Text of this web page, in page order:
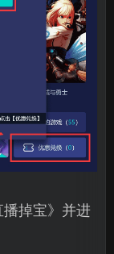
掉宝》并进